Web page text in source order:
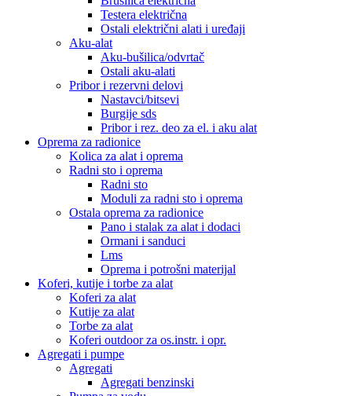
Testera električna
Ostali električni alati i uređaji
Aku-alat
Aku-bušilica/odvrtač
Ostali aku-alati
Pribor i rezervni delovi
Nastavci/bitsevi
Burgije sds
Pribor i rez. deo za el. i aku alat
Oprema za radionice
Kolica za alat i oprema
Radni sto i oprema
Radni sto
Moduli za radni sto i oprema
Ostala oprema za radionice
Pano i stalak za alat i dodaci
Ormani i sanduci
Lms
Oprema i potrošni materijal
Koferi, kutije i torbe za alat
Koferi za alat
Kutije za alat
Torbe za alat
Koferi outdoor za os.instr. i opr.
Agregati i pumpe
Agregati
Agregati benzinski